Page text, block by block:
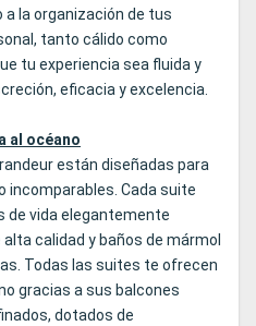
la organización de tus
tanto cálido como
tu experiencia sea fluida y
eficacia y excelencia.
al océano
están diseñadas para
incomparables. Cada suite
de vida elegantemente
calidad y baños de mármol
Todas las suites te ofrecen
gracias a sus balcones
dotados de